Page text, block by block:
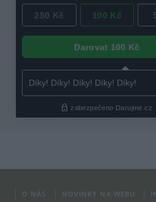
O NÁS NOVINKY NA WEBU